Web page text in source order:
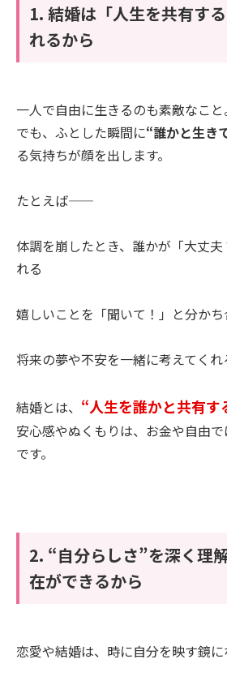
1. 結婚は「人生を共有す
れるから
一人で自由に生きるのも素敵なこと
でも、ふとした瞬間に“誰かと生き
る気持ちが顔を出します。
たとえば――
体調を崩したとき、誰かが「大丈夫
れる
嬉しいことを「聞いて！」と分かち
将来の夢や不安を一緒に考えてくれ
結婚とは、 “人生を誰かと共有す
安心感やぬくもりは、お金や自由
です。
2. “自分らしさ”を深く理
在ができるから
恋愛や結婚は、時に自分を映す鏡に